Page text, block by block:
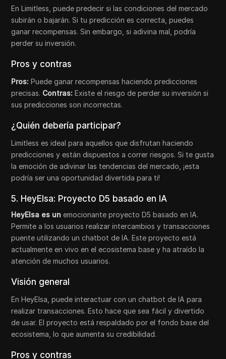
En Limitless, puede predecir si las condiciones del mercado
subirán o bajarán. Si tu predicción es correcta, puedes
ganar recompensas. Sin embargo, si adivina mal, podría
perder su inversión.
Pros y contras
Pros: Puede ganar recompensas haciendo predicciones
precisas. Contras: Existe el riesgo de perder su inversión si
sus predicciones son incorrectas.
¿Quién debería participar?
Limitless es ideal para aquellos que disfrutan haciendo
predicciones y están dispuestos a correr riesgos. Si te gusta
la emoción de adivinar las tendencias del mercado, ¡esta
podría ser una oportunidad divertida para ti!
5. HeyElsa: Proyecto D5 basado en IA
HeyElsa es un emocionante proyecto D5 basado en IA.
Permite a los usuarios realizar intercambios y transacciones
puente utilizando un chatbot de IA. Este proyecto está
actualmente en vivo en el ecosistema base y ha atraído la
atención de muchos usuarios.
Visión general
En HeyElsa, puede interactuar con un chatbot de IA para
realizar transacciones. Esto hace que sea fácil y divertido
de usar. El proyecto está respaldado por el fondo base del
ecosistema, lo que aumenta su credibilidad.
Pros y contras